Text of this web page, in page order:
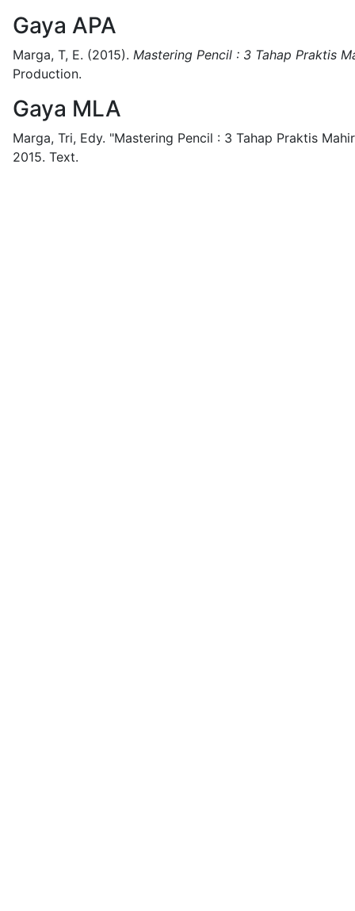
Gaya APA
Marga, T, E. (2015). Mastering Pencil : 3 Tahap Praktis
Production.
Gaya MLA
Marga, Tri, Edy. "Mastering Pencil : 3 Tahap Praktis
2015. Text.